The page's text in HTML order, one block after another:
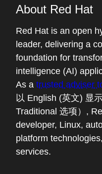
About Red Hat
Red Hat is an open
leader, delivering a
foundation for
intelligence (AI)
As a trusted adviser
以 English (英文) 显
Traditional 选项） ,
developer, Linux,
platform
services.